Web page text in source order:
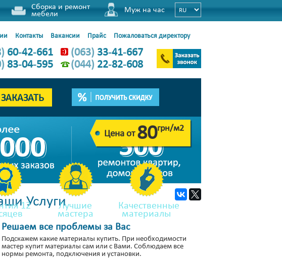
Сборка и ремонт
мебели Муж на час
Контакты Вакансии Прайс Пожаловаться директору
60-42-661 (063) 33-41-667
83-04-595 (044) 22-82-608
паркетной доски в Киеве
Цена от80грн/м2
12 Лучшие
мастера
Качественные
материалы
ЗАКАЗАТЬ
Услуги
Решаем все проблемы за Вас
Подскажем какие материалы купить. При необходимости
мастер купит материалы сам или с Вами. Соблюдаем все
нормы ремонта, подключения и установки.